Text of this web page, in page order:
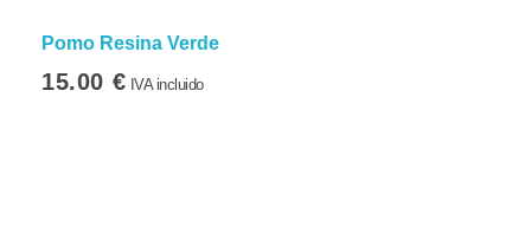
Pomo Resina Verde
15.00 € IVA incluido